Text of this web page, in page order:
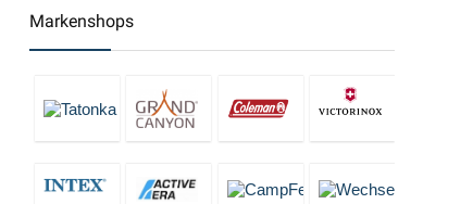
Markenshops